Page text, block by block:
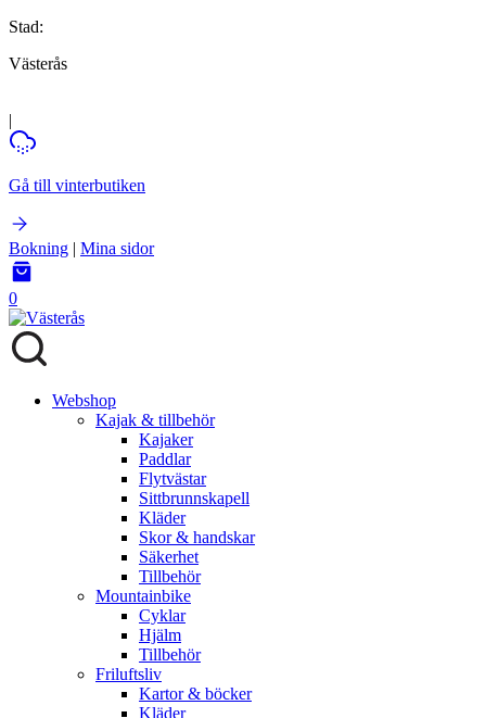
Stad:
Västerås
|
Gå till vinterbutiken
Bokning | Mina sidor
0
Webshop
Kajak & tillbehör
Kajaker
Paddlar
Flytvästar
Sittbrunnskapell
Kläder
Skor & handskar
Säkerhet
Tillbehör
Mountainbike
Cyklar
Hjälm
Tillbehör
Friluftsliv
Kartor & böcker
Kläder